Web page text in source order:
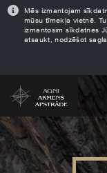
Mēs izmantojam
mūsu tīmekļa vietnē.
izmantosim sīkdatnes
atsaukt, nodzēšot